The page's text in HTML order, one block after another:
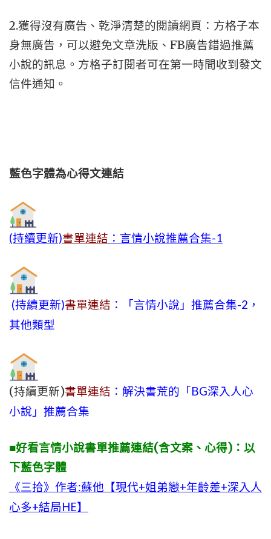
2.獲得沒有廣告、乾淨清楚的閱讀網頁：方格子本
身無廣告，可以避免文章洗版、FB廣告錯過推薦
小說的訊息。方格子訂閱者可在第一時間收到發文
信件通知。
藍色字體為心得文連結
(持續更新)書單連結 ：言情小說推薦合集-1
(持續更新)書單連結 ：「言情小說」推薦合集-2，
其他類型
(持續更新)書單連結 ：解決書荒的「BG深入人心
小說」推薦合集
■好看言情小說書單推薦連結(含文案、心得)：以
下藍色字體
《三拾》作者:蘇他【現代+姐弟戀+年齡差+深入人
心多+結局HE】